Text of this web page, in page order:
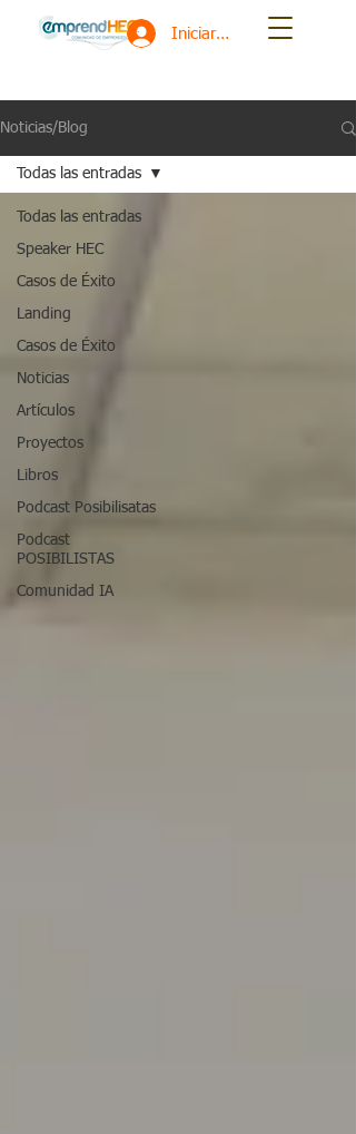
Iniciar sesión
Noticias/Blog
Todas las entradas
Speaker HEC
Casos de Éxito
Landing
Casos de Éxito
Noticias
Artículos
Proyectos
Libros
Podcast Posibilisatas
Podcast
POSIBILISTAS
Comunidad IA
Todas las entradas